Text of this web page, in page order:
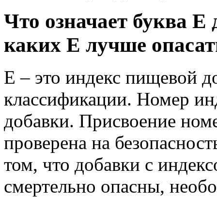
Что означает буква
каких Е лучше
Е – это индекс пищевой
классификации. Номер
добавки. Присвоение
проверена на
том, что добавки с
смертельно опасны,